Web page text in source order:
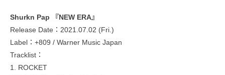
Shurkn Pap 『NEW ERA』
Release Date：2021.07.02 (Fri.)
Label：+809 / Warner Music Japan
Tracklist：
1. ROCKET